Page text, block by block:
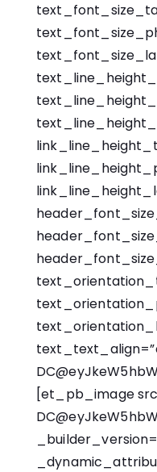
[et_pb_image